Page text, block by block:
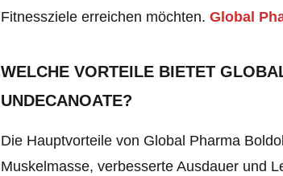
Fitnessziele erreichen möchten.Global
WELCHE VORTEILE BIETET
UNDECANOATE?
Die Hauptvorteile von Global Pharma
Muskelmasse, verbesserte Ausdauer und